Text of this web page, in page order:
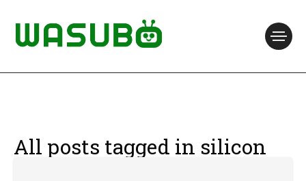
All posts tagged in silicon